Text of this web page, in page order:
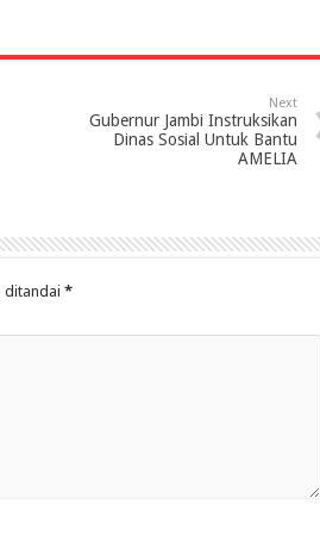
Next
Gubernur Jambi Instruksikan
Dinas Sosial Untuk Bantu
AMELIA
ditandai *